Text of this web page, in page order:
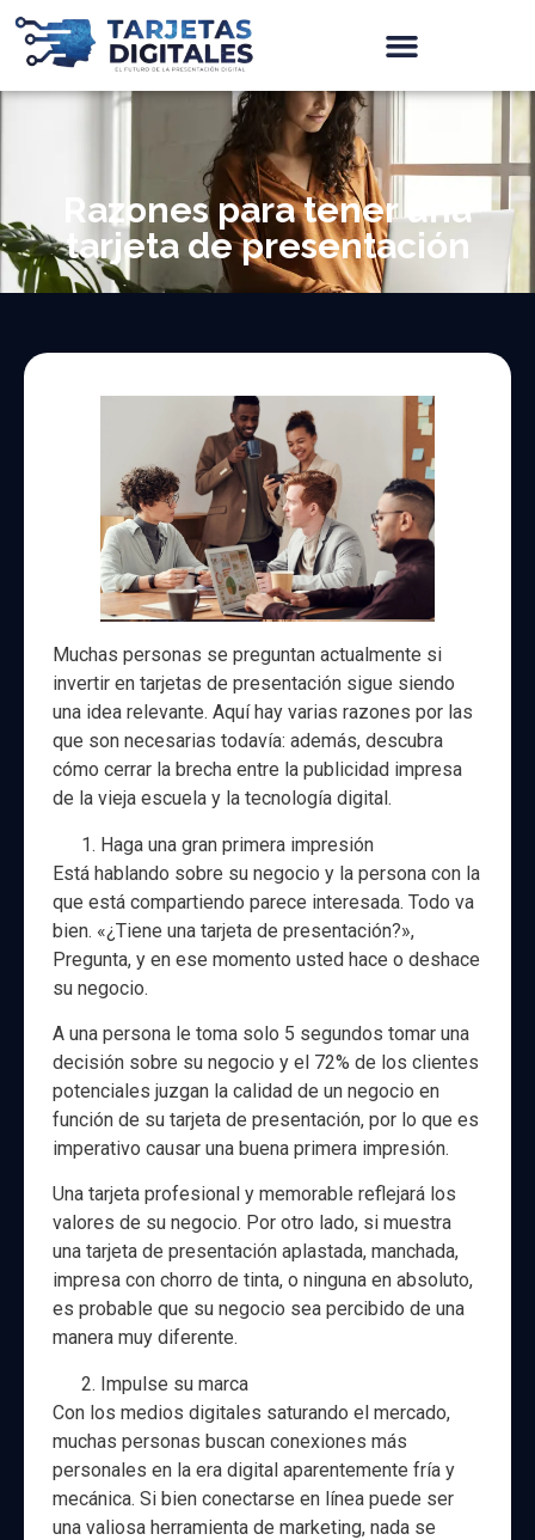
Razones para tener una
tarjeta de presentación
Muchas personas se preguntan actualmente si
invertir en tarjetas de presentación sigue siendo
una idea relevante. Aquí hay varias razones por las
que son necesarias todavía: además, descubra
cómo cerrar la brecha entre la publicidad impresa
de la vieja escuela y la tecnología digital.
Haga una gran primera impresión
Está hablando sobre su negocio y la persona con la
que está compartiendo parece interesada. Todo va
bien. «¿Tiene una tarjeta de presentación?»,
Pregunta, y en ese momento usted hace o deshace
su negocio.
A una persona le toma solo 5 segundos tomar una
decisión sobre su negocio y el 72% de los clientes
potenciales juzgan la calidad de un negocio en
función de su tarjeta de presentación, por lo que es
imperativo causar una buena primera impresión.
Una tarjeta profesional y memorable reflejará los
valores de su negocio. Por otro lado, si muestra
una tarjeta de presentación aplastada, manchada,
impresa con chorro de tinta, o ninguna en absoluto,
es probable que su negocio sea percibido de una
manera muy diferente.
Impulse su marca
Con los medios digitales saturando el mercado,
muchas personas buscan conexiones más
personales en la era digital aparentemente fría y
mecánica. Si bien conectarse en línea puede ser
una valiosa herramienta de marketing, nada se